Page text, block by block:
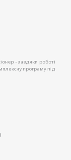
- завдяки роботі
програму під